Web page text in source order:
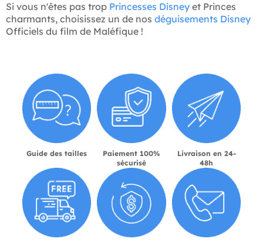
Si vous n'êtes pas trop Princesses Disney et Princes
charmants, choisissez un de nos déguisements Disney
Officiels du film de Maléfique !
Guide des tailles
Paiement 100%
sécurisé
Livraison en 24-
48h